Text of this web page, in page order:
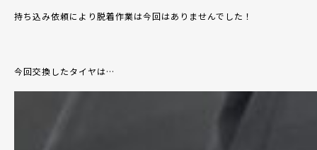
持ち込み依頼により脱着作業は今回はありませんでした！
今回交換したタイヤは…